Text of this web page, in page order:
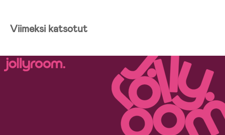
Viimeksi katsotut